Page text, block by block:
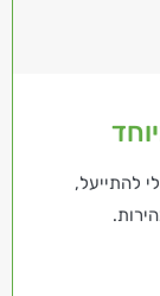
להתייעל,